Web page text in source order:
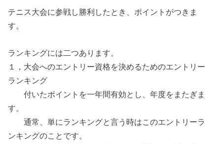
テニス大会に参戦し勝利したとき、ポイントがつきま
す。
ランキングには二つあります。
１，大会へのエントリー資格を決めるためのエントリー
ランキング
付いたポイントを一年間有効とし、年度をまたぎま
す。
通常、単にランキングと言う時はこのエントリーラ
ンキングのことです。